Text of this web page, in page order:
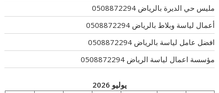
مليس حي الديرة بالرياض 0508872294
أعمال لياسة وبلاط بالرياض 0508872294
افضل عامل لياسة بالرياض 0508872294
مؤسسة اعمال لياسة الرياض 0508872294
يوليو 2026